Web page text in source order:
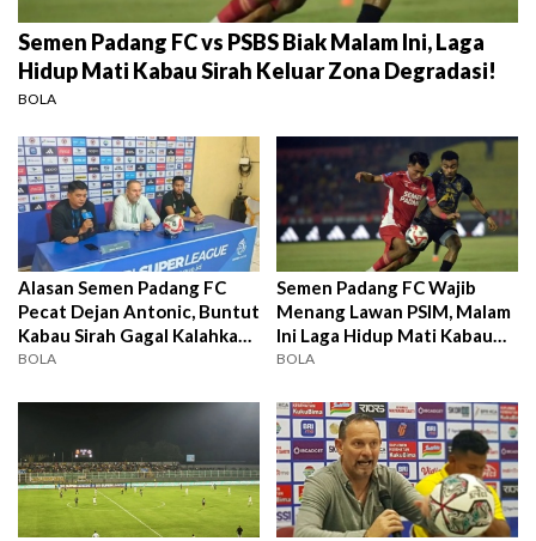
Semen Padang FC vs PSBS Biak Malam Ini, Laga
Hidup Mati Kabau Sirah Keluar Zona Degradasi!
BOLA
Alasan Semen Padang FC
Pecat Dejan Antonic, Buntut
Kabau Sirah Gagal Kalahkan
PSIM di Laga Kandang?
BOLA
Semen Padang FC Wajib
Menang Lawan PSIM, Malam
Ini Laga Hidup Mati Kabau
Sirah
BOLA